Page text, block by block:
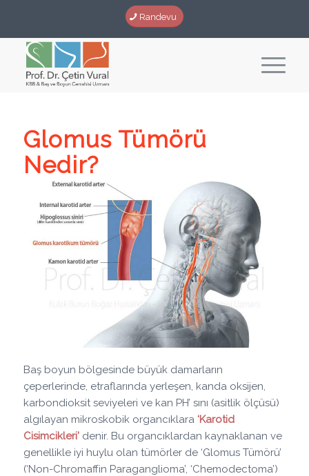
Randevu
Glomus Tümörü
Nedir?
Baş boyun bölgesinde büyük damarların
çeperlerinde, etraflarında yerleşen, kanda oksijen,
karbondioksit seviyeleri ve kan PH’ sını (asitlik ölçüsü)
algılayan mikroskobik organcıklara ‘Karotid
Cisimcikleri’denir. Bu organcıklardan kaynaklanan ve
genellikle iyi huylu olan tümörler de ‘Glomus Tümörü’
(‘Non-Chromaffin Paraganglioma’, ‘Chemodectoma’)